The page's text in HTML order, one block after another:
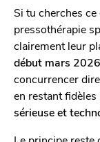
Si tu cherches
pressothérapie
clairement leur
début mars 2026
concurrencer
en restant fidèles
sérieuse et